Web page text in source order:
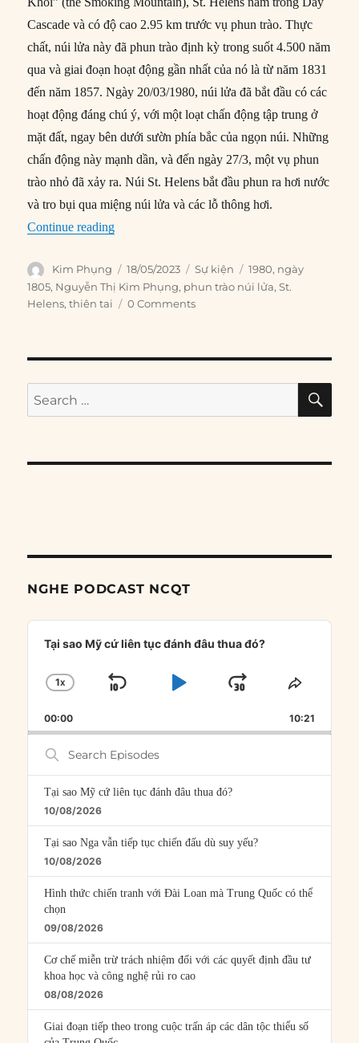
Cascade và có độ cao 2.95 km trước vụ phun trào. Thực
chất, núi lửa này đã phun trào định kỳ trong suốt 4.500 năm
qua và giai đoạn hoạt động gần nhất của nó là từ năm 1831
đến năm 1857. Ngày 20/03/1980, núi lửa đã bắt đầu có các
hoạt động đáng chú ý, với một loạt chấn động tập trung ở
mặt đất, ngay bên dưới sườn phía bắc của ngọn núi. Những
chấn động này mạnh dần, và đến ngày 27/3, một vụ phun
trào nhỏ đã xảy ra. Núi St. Helens bắt đầu phun ra hơi nước
và tro bụi qua miệng núi lửa và các lỗ thông hơi.
Continue reading“18/05/1980: Núi lửa St. Helens phun trào”
Author
Kim Phụng
Posted
on
18/05/2023 Categories
Sự kiện Tags
1980, ngày
1805, Nguyễn Thị Kim Phụng, phun trào núi lửa,St.
Helens,thiên tai 0 Comments
Search
for:
NGHE PODCAST NCQT
Audio
Player
Tại sao Mỹ cứ liên tục đánh đâu thua đó?
CHANGE
RATE
1X
SKIP
PLAYJUMP
FORWARD
SHARE
00:00 10:21
Search
Episodes
Tại sao Mỹ cứ liên tục đánh đâu thua đó?
10/08/2026
Tại sao Nga vẫn tiếp tục chiến đấu dù suy yếu?
10/08/2026
Hình thức chiến tranh với Đài Loan mà Trung Quốc có thể
chọn
09/08/2026
Cơ chế miễn trừ trách nhiệm đối với các quyết định đầu tư
khoa học và công nghệ rủi ro cao
08/08/2026
Giai đoạn tiếp theo trong cuộc trấn áp các dân tộc thiểu số